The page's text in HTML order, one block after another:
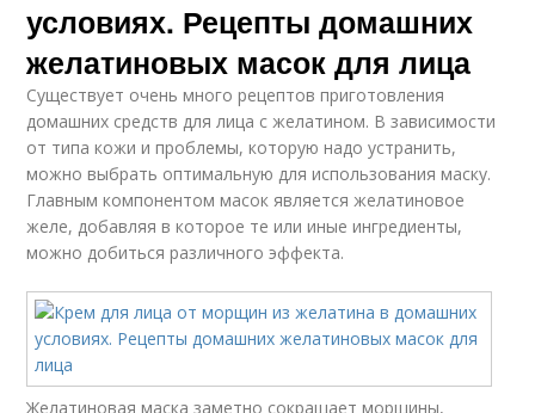
условиях. Рецепты домашних
желатиновых масок для лица
Существует очень много рецептов приготовления
домашних средств для лица с желатином. В зависимости
от типа кожи и проблемы, которую надо устранить,
можно выбрать оптимальную для использования маску.
Главным компонентом масок является желатиновое
желе, добавляя в которое те или иные ингредиенты,
можно добиться различного эффекта.
Желатиновая маска заметно сокращает морщины,